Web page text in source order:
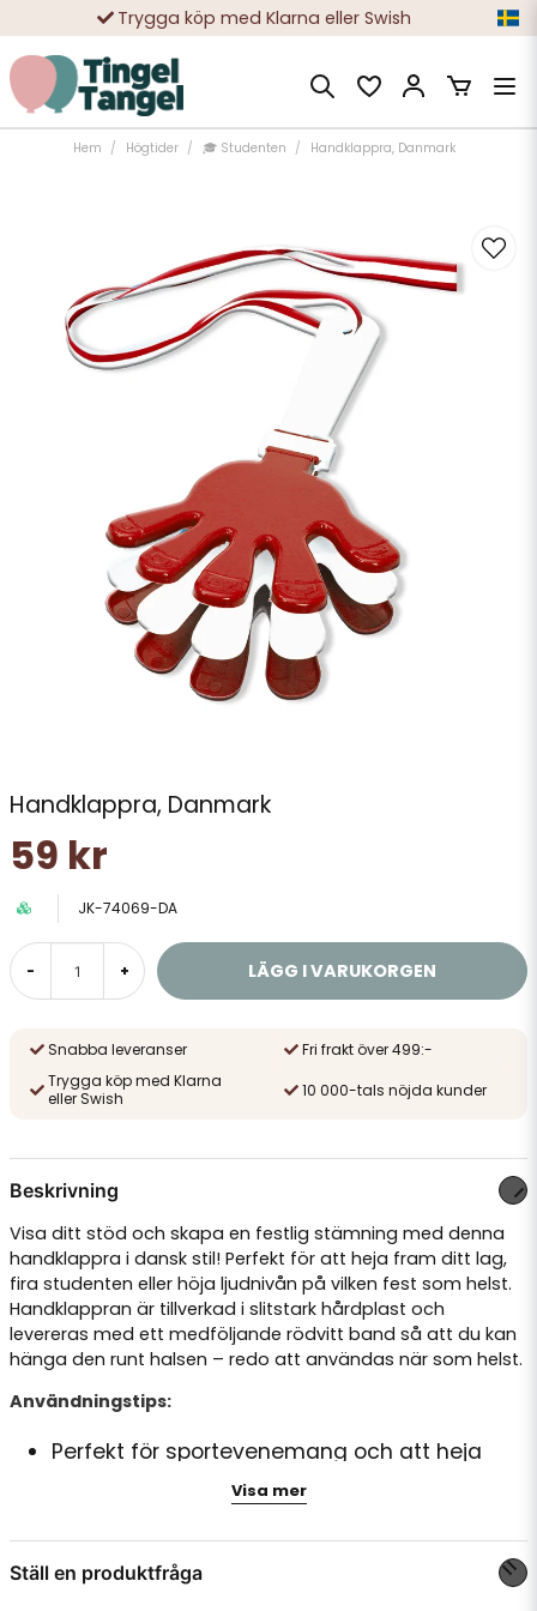
Trygga köp med Klarna eller Swish
10 000-tals nöjda kunder
Hem Högtider 🎓 Studenten Handklappra, Danmark
Handklappra, Danmark
59 kr
JK-74069-DA
- + LÄGG I VARUKORGEN
Snabba leveranser
Fri frakt över 499:-
Trygga köp med Klarna
eller Swish
10 000-tals nöjda kunder
Beskrivning
Visa ditt stöd och skapa en festlig stämning med denna
handklappra i dansk stil! Perfekt för att heja fram ditt lag,
fira studenten eller höja ljudnivån på vilken fest som helst.
Handklappran är tillverkad i slitstark hårdplast och
levereras med ett medföljande rödvitt band så att du kan
hänga den runt halsen – redo att användas när som helst.
Användningstips:
Perfekt för sportevenemang och att heja
studentfirandet eller andra högtider.
Kombinera med andra rödvita dekorationer
Visa mer
Ställ en produktfråga